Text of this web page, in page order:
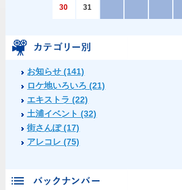
30 31
お知らせ (141)
ロケ地いろいろ (21)
エキストラ (22)
土浦イベント (32)
街さんぽ (17)
アレコレ (75)